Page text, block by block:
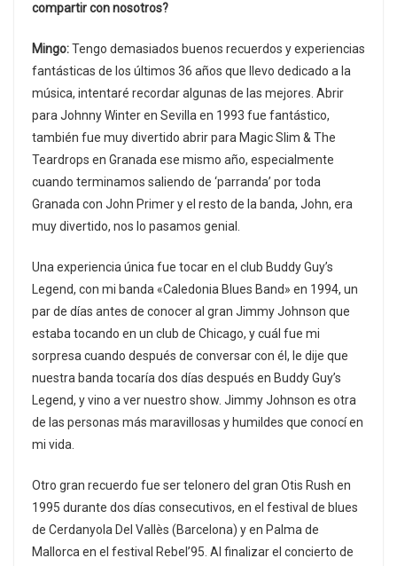
compartir con nosotros?
Mingo:Tengo demasiados buenos recuerdos y experiencias
fantásticas de los últimos 36 años que llevo dedicado a la
música, intentaré recordar algunas de las mejores. Abrir
para Johnny Winter en Sevilla en 1993 fue fantástico,
también fue muy divertido abrir para Magic Slim & The
Teardrops en Granada ese mismo año, especialmente
cuando terminamos saliendo de ‘parranda’ por toda
Granada con John Primer y el resto de la banda, John, era
muy divertido, nos lo pasamos genial.
Una experiencia única fue tocar en el club Buddy Guy’s
Legend, con mi banda «Caledonia Blues Band» en 1994, un
par de días antes de conocer al gran Jimmy Johnson que
estaba tocando en un club de Chicago, y cuál fue mi
sorpresa cuando después de conversar con él, le dije que
nuestra banda tocaría dos días después en Buddy Guy’s
Legend, y vino a ver nuestro show. Jimmy Johnson es otra
de las personas más maravillosas y humildes que conocí en
mi vida.
Otro gran recuerdo fue ser telonero del gran Otis Rush en
1995 durante dos días consecutivos, en el festival de blues
de Cerdanyola Del Vallès (Barcelona) y en Palma de
Mallorca en el festival Rebel’95. Al finalizar el concierto de